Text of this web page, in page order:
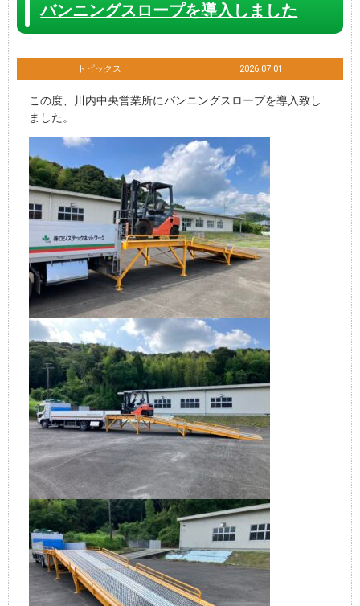
バンニングスロープを導入しました
トピックス 2026.07.01
この度、川内中央営業所にバンニングスロープを導入致し
ました。